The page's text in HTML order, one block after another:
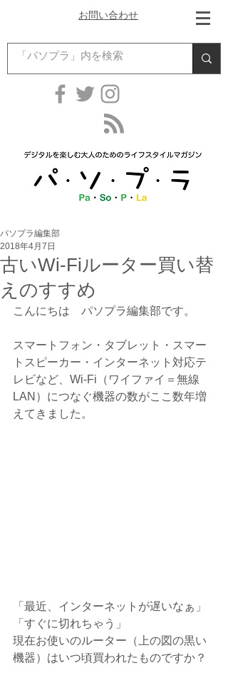
お問い合わせ
古いWi-Fiルーター買い替
えのすすめ
パソプラ編集部
2018年4月7日
こんにちは　パソプラ編集部です。
スマートフォン・タブレット・スマー
トスピーカー・インターネット対応テ
レビなど、Wi-Fi（ワイファイ＝無線
LAN）につなぐ機器の数がここ数年増
えてきました。
「最近、インターネットが遅いなぁ」
「すぐに切れちゃう」
現在お使いのルーター（上の図の黒い
機器）はいつ頃買われたものですか？